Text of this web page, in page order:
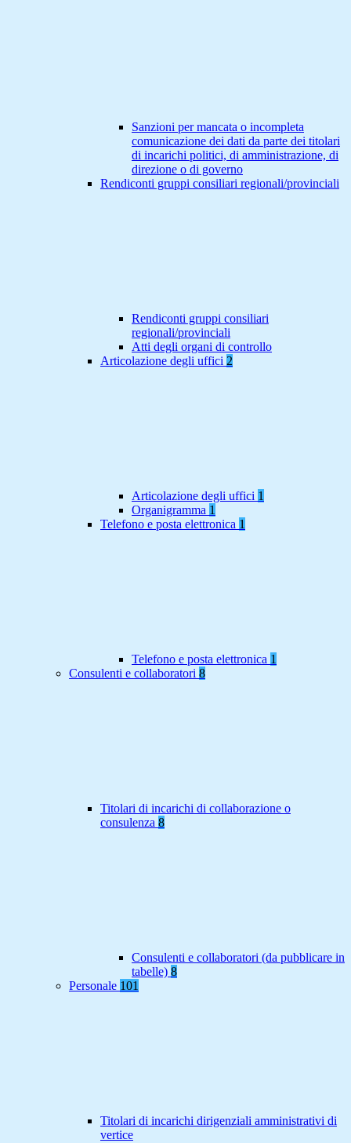
Sanzioni per mancata o incompleta
comunicazione dei dati da parte dei titolari
di incarichi politici, di amministrazione, di
direzione o di governo
Rendiconti gruppi consiliari regionali/provinciali
Rendiconti gruppi consiliari
regionali/provinciali
Atti degli organi di controllo
Articolazione degli uffici 2
Articolazione degli uffici 1
Organigramma 1
Telefono e posta elettronica 1
Telefono e posta elettronica 1
Consulenti e collaboratori 8
Titolari di incarichi di collaborazione o
consulenza 8
Consulenti e collaboratori (da pubblicare in
tabelle) 8
Personale 101
Titolari di incarichi dirigenziali amministrativi di
vertice